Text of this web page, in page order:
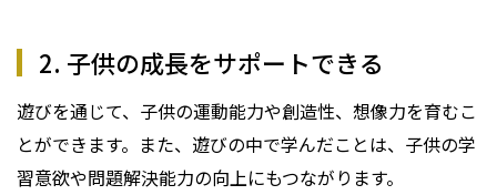
2. 子供の成長をサポートできる
遊びを通じて、子供の運動能力や創造性、想像力を育むこ
とができます。また、遊びの中で学んだことは、子供の学
習意欲や問題解決能力の向上にもつながります。